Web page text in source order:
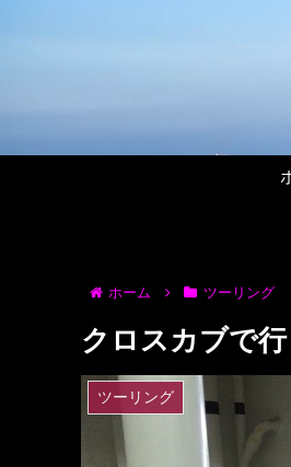
ホーム ツーリング
クロスカブで
ツーリング